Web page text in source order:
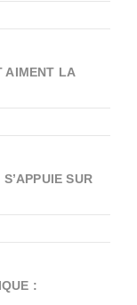
AIMENT LA
SUR
: